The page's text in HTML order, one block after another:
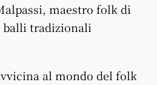
maestro folk di
balli tradizionali
al mondo del folk